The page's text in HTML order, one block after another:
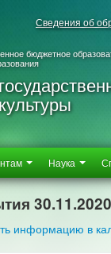
Сведения об
бюджетное
Наука
30.11.2020
информацию в